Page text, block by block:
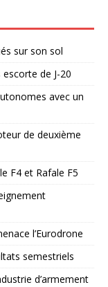
sur son sol
de J-20
avec un
de deuxième
F4 et Rafale F5
l’Eurodrone
semestriels
d’armement